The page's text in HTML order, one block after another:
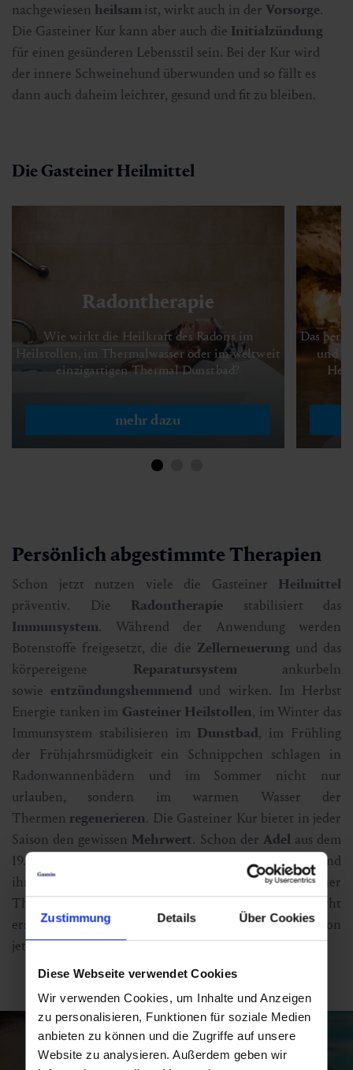
Zustimmung Details Über Cookies
Diese Webseite verwendet Cookies
Wir verwenden Cookies, um Inhalte und Anzeigen
zu personalisieren, Funktionen für soziale Medien
anbieten zu können und die Zugriffe auf unsere
Website zu analysieren. Außerdem geben wir
nachgewiesen heilsamist, wirkt auch in der Vorsorge.
Die Gasteiner Kur kann aber auch die Initialzündung
für einen gesünderen Lebensstil sein. Bei der Kur wird
der innere Schweinehund überwunden und so fällt es
dann auch daheim leichter, gesund und fit zu bleiben.
Die Gasteiner Heilmittel
Radontherapie
Wie wirkt die Heilkraft des Radons im
Heilstollen, im Thermalwasser oder im weltweit
einzigartigen Thermal Dunstbad?
mehr dazu
Das
und
Persönlich abgestimmte Therapien
Schon jetzt nutzen viele die Gasteiner Heilmittel
präventiv. Die Radontherapie stabilisiert das
Immunsystem. Während der Anwendung werden
Botenstoffe freigesetzt, die die Zellerneuerungund das
körpereigene Reparatursystemankurbeln
sowie entzündungshemmend und wirken. Im Herbst
Energie tanken im Gasteiner Heilstollen, im Winter das
Immunsystem stabilisieren im Dunstbad, im Frühling
der Frühjahrsmüdigkeit ein Schnippchen schlagen in
Radonwannenbädern und im Sommer nicht nur
urlauben, sondern im warmen Wasser der
Thermen regenerieren. Die Gasteiner Kur bietet in jeder
Saison den gewissen Mehrwert. Schon der Adelaus dem
19. Jahrhundert – darunter Kaiserin Elisabeth „Sissi“ und
ihr Ehemann Franz – beschrieb das Gasteiner
Thermalwasser als Quelle ewiger Jugend. Man muss nicht
erst warten, bis Beschwerden auftreten, man kann schon
jetztin eine gesunde Zukunft investieren.